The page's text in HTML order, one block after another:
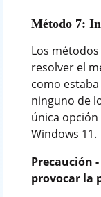
Método 7:
Los
resolver el
como
ninguno de
única
Windows 11.
Precaución
provocar la